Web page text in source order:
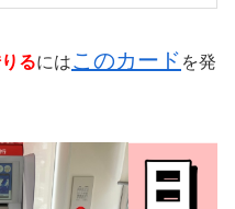
るにはこのカード を発